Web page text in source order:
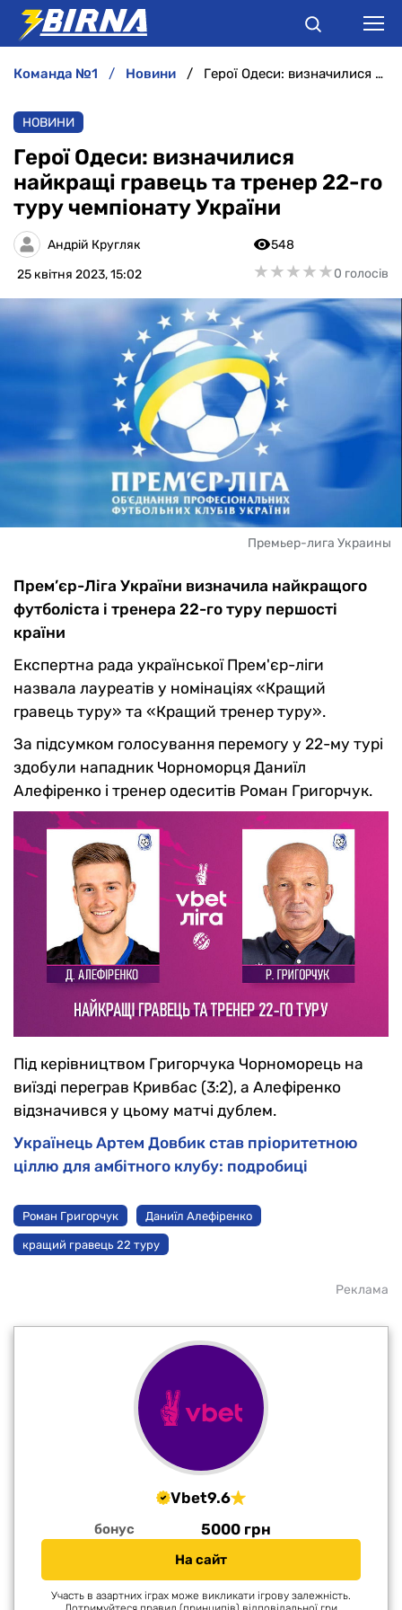
АНАЛІТИКА
ІНТЕРВ'Ю
РІЗНЕ
команда №1 новини Герої Одеси: визначилися найкращі гравець та тренер 22-го туру чемпіонату України
НОВИНИ
Герої Одеси: визначилися
найкращі гравець та тренер 22-го
туру чемпіонату України
Андрій Кругляк
25 квітня 2023, 15:02
548
★★★★★
★★★★★0 голосів
Премьер-лига Украины
Прем’єр-Ліга України визначила найкращого
футболіста і тренера 22-го туру першості
країни
Експертна рада української Прем'єр-ліги
назвала лауреатів у номінаціях «Кращий
гравець туру» та «Кращий тренер туру».
За підсумком голосування перемогу у 22-му турі
здобули нападник Чорноморця Даниїл
Алефіренко і тренер одеситів Роман Григорчук.
Під керівництвом Григорчука Чорноморець на
виїзді переграв Кривбас (3:2), а Алефіренко
відзначився у цьому матчі дублем.
Українець Артем Довбик став пріоритетною
ціллю для амбітного клубу: подробиці
Роман Григорчук Даниїл Алефіренко
кращий гравець 22 туру
Реклама
Vbet9.6
бонус 5000 грн
На сайт
Участь в азартних іграх може викликати ігрову залежність.